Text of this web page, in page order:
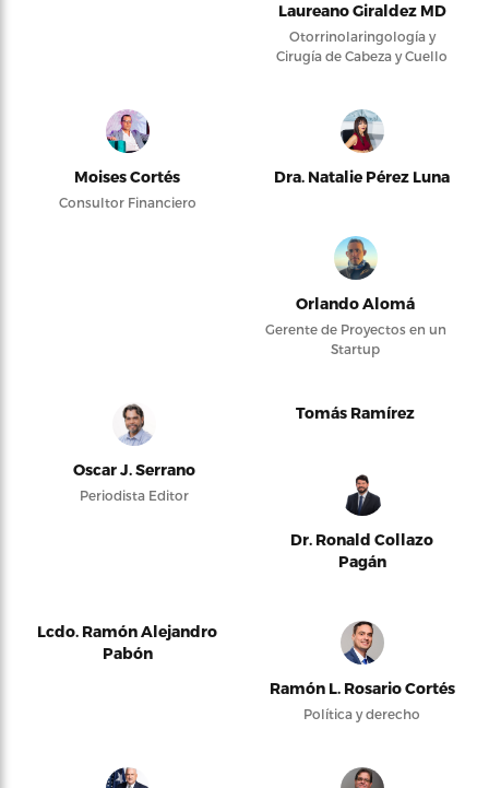
Laureano Giraldez MD
Otorrinolaringología y
Cirugía de Cabeza y Cuello
Moises Cortés
Consultor Financiero
Dra. Natalie Pérez Luna
Orlando Alomá
Gerente de Proyectos en un
Startup
Oscar J. Serrano
Periodista Editor
Tomás Ramírez
Dr. Ronald Collazo
Pagán
Lcdo. Ramón Alejandro
Pabón
Ramón L. Rosario Cortés
Política y derecho